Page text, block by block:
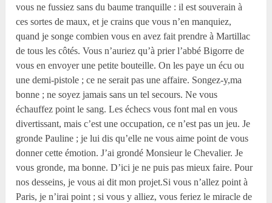
vous ne fussiez sans du baume tranquille : il est souverain à
ces sortes de maux, et je crains que vous n’en manquiez,
quand je songe combien vous en avez fait prendre à Martillac
de tous les côtés. Vous n’auriez qu’à prier l’abbé Bigorre de
vous en envoyer une petite bouteille. On les paye un écu ou
une demi-pistole ; ce ne serait pas une affaire. Songez-y,ma
bonne ; ne soyez jamais sans un tel secours. Ne vous
échauffez point le sang. Les échecs vous font mal en vous
divertissant, mais c’est une occupation, ce n’est pas un jeu. Je
gronde Pauline ; je lui dis qu’elle ne vous aime point de vous
donner cette émotion. J’ai grondé Monsieur le Chevalier. Je
vous gronde, ma bonne. D’ici je ne puis pas mieux faire. Pour
nos desseins, je vous ai dit mon projet.Si vous n’allez point à
Paris, je n’irai point ; si vous y alliez, vous feriez le miracle de